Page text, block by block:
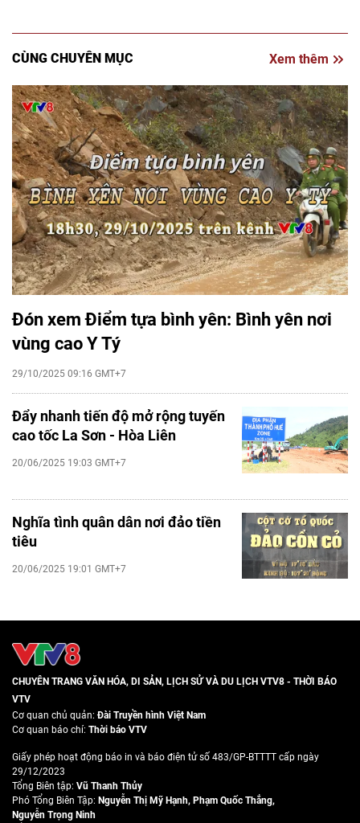
CÙNG CHUYÊN MỤC Xem thêm
Đón xem Điểm tựa bình yên: Bình yên nơi
vùng cao Y Tý
29/10/2025 09:16 GMT+7
Đẩy nhanh tiến độ mở rộng tuyến
cao tốc La Sơn - Hòa Liên
20/06/2025 19:03 GMT+7
Nghĩa tình quân dân nơi đảo tiền
tiêu
20/06/2025 19:01 GMT+7
CHUYÊN TRANG VĂN HÓA, DI SẢN, LỊCH SỬ VÀ DU LỊCH VTV8 - THỜI BÁO
VTV
Cơ quan chủ quản:Đài Truyền hình Việt Nam
Cơ quan báo chí: Thời báo VTV
Giấy phép hoạt động báo in và báo điện tử số 483/GP-BTTTT cấp ngày
29/12/2023
Tổng Biên tập: Vũ Thanh Thủy
Phó Tổng Biên Tập: Nguyễn Thị Mỹ Hạnh, Phạm Quốc Thắng,
Nguyễn Trọng Ninh